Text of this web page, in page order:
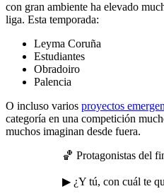
con gran ambiente ha elevado
liga. Esta temporada:
Leyma Coruña
Estudiantes
Obradoiro
Palencia
O incluso varios proyectos
categoría en una competición
muchos imaginan desde fuera.
🏀 Protagonistas del
▶ ¿Y tú, con cuál te